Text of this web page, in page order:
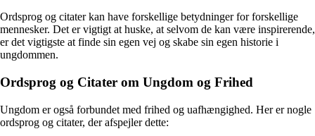
Ordsprog og citater kan have forskellige betydninger for forskellige
mennesker. Det er vigtigt at huske, at selvom de kan være inspirerende,
er det vigtigste at finde sin egen vej og skabe sin egen historie i
ungdommen.
Ordsprog og Citater om Ungdom og Frihed
Ungdom er også forbundet med frihed og uafhængighed. Her er nogle
ordsprog og citater, der afspejler dette: